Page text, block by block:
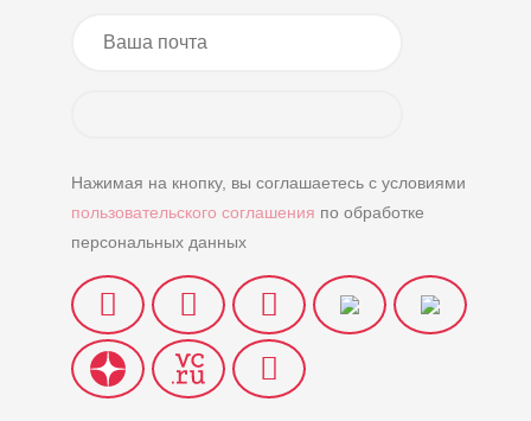
Нажимая на кнопку, вы соглашаетесь с условиями
пользовательского соглашения по обработке
персональных данных